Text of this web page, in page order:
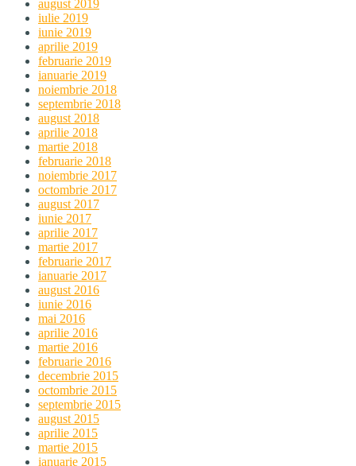
august 2019
iulie 2019
iunie 2019
aprilie 2019
februarie 2019
ianuarie 2019
noiembrie 2018
septembrie 2018
august 2018
aprilie 2018
martie 2018
februarie 2018
noiembrie 2017
octombrie 2017
august 2017
iunie 2017
aprilie 2017
martie 2017
februarie 2017
ianuarie 2017
august 2016
iunie 2016
mai 2016
aprilie 2016
martie 2016
februarie 2016
decembrie 2015
octombrie 2015
septembrie 2015
august 2015
aprilie 2015
martie 2015
ianuarie 2015